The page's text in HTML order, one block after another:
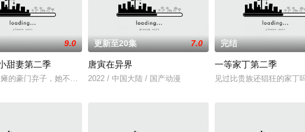
他合作了一场有名无实的婚姻。婚后才发现，他是一头披着羊皮的狼，敢骂他是狗？
9.0
甜妻第二季
的豪门弃子，她不介意世人的嘲笑，与他合作了一场有名无实的婚姻。婚后才发现，
更新至20集 7.0
唐寅在异界
2022 / 中国大陆 / 国产动漫
完结
一等家丁第二季
见过比贵族还猖狂的家丁